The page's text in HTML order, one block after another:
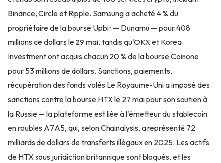
Binance, Circle et Ripple. Samsung a acheté 4 % du
propriétaire de la bourse Upbit — Dunamu — pour 408
millions de dollars le 29 mai, tandis qu'OKX et Korea
Investment ont acquis chacun 20 % de la bourse Coinone
pour 53 millions de dollars. Sanctions, paiements,
récupération des fonds volés Le Royaume-Uni a imposé des
sanctions contre la bourse HTX le 27 mai pour son soutien à
la Russie — la plateforme est liée à l'émetteur du stablecoin
en roubles A7A5, qui, selon Chainalysis, a représenté 72
milliards de dollars de transferts illégaux en 2025. Les actifs
de HTX sous juridiction britannique sont bloqués, et les